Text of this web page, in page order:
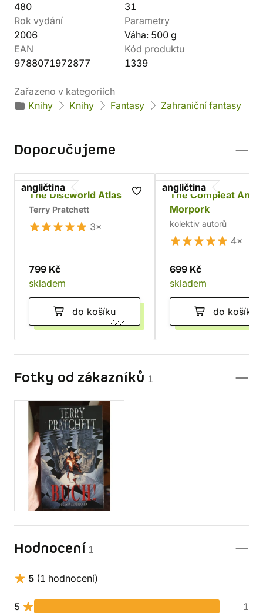
480
31
Rok vydání
2006
Parametry
Váha: 500 g
EAN
9788071972877
Kód produktu
1339
Zařazeno v kategoriích
Knihy
Knihy Fantasy Zahraniční fantasy
Doporučujeme
angličtina
The Discworld Atlas
Terry Pratchett
3×
799 Kč
skladem
do košíku
angličtina
The Compleat
Morpork
kolektiv autorů
4×
699 Kč
skladem
do košíku
Fotky od zákazníků 1
Hodnocení 1
5 (1 hodnocení)
5 1